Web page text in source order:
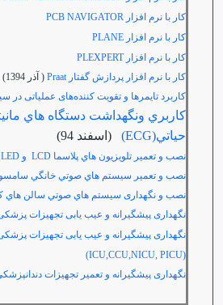
کار با نرم افزار PCB NAVIGATOR
کار با نرم افزار PLANE
کار با نرم افزارPLEXPERT
کار با نرم افزار پردازش گفتار Praat
( آذر 1394)
کاربرد تایمرها و تقویت کننده‌های عملیاتی
كاربري ونگهداشت دستگاه هاي
حياتي(ECG)
(اسفند 94)
نصب و تعمير تلويزيون هاي پلاسما LCD و LED سامسونگ
نصب و تعمير سيستم هاي صوتي خانگي
نصب و نگهداری سيستم هاي صوتي سالن هاي
نگهداری پیشگیرانه و عیب یابی تجهیزات
نگهداری پیشگیرانه و عیب یابی تجهیزات
(ICU,CCU,NICU, PICU)
نگهداری پیشگیرانه و تعمیر تجهیزات